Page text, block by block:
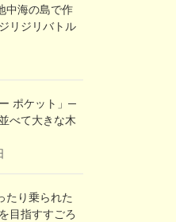
中海の島で作
リジリバトル
ポケット」─
べて大きな木
たり乗られた
目指すすごろ